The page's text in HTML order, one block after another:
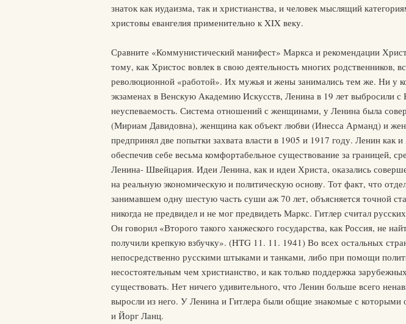
знаток как иудаизма, так и христианства, и человек мыслящий
христовы евангелия применительно к XIX веку.
Сравните «Коммунистический манифест» Маркса и рекомендации
тому, как Христос вовлек в свою деятельность многих родственников,
революционной «работой». Их мужья и жены занимались тем же. Ни у
экзаменах в Венскую Академию Искусств, Ленина в 19 лет выбросили с
неуспеваемость. Система отношений с женщинами, у Ленина была
(Мириам Давидовна), женщина как объект любви (Инесса Арманд) и
предпринял две попытки захвата власти в 1905 и 1917 году. Ленин
обеспечив себе весьма комфортабельное существование за границей,
Ленина- Швейцария. Идеи Ленина, как и идеи Христа, оказались
на реальную экономическую и политическую основу. Тот факт, что
занимавшем одну шестую часть суши аж 70 лет, объясняется точной
никогда не предвидел и не мог предвидеть Маркс. Гитлер считал
Он говорил «Второго такого ханжеского государства, как Россия, не
получили крепкую взбучку». (HTG 11. 11. 1941) Во всех остальных
непосредственно русскими штыками и танками, либо при помощи
несостоятельным чем христианство, и как только поддержка
существовать. Нет ничего удивительного, что Ленин больше всего
выросли из него. У Ленина и Гитлера были общие знакомые с
и Йорг Ланц.